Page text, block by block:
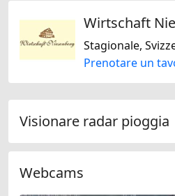
Wirtschaft
Prenotare un
Visionare radar pioggia
Webcams